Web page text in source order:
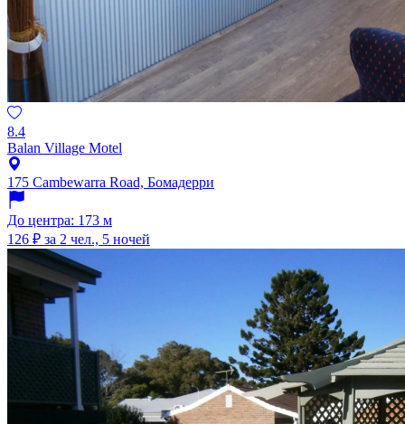
8.4
Balan Village Motel
175 Cambewarra Road, Бомадерри
До центра: 173 м
126 ₽ за 2 чел., 5 ночей